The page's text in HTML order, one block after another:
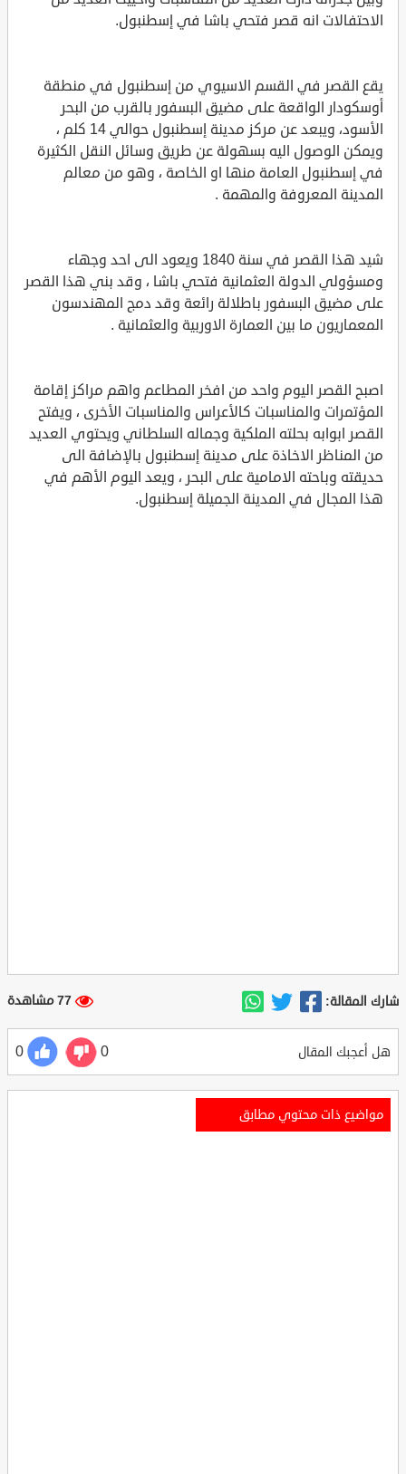
الاحتفالات انه قصر فتحي باشا في إسطنبول.
يقع القصر في القسم الاسيوي من إسطنبول في منطقة
أوسكودار الواقعة على مضيق البسفور بالقرب من البحر
الأسود، ويبعد عن مركز مدينة إسطنبول حوالي 14 كلم ،
ويمكن الوصول اليه بسهولة عن طريق وسائل النقل الكثيرة
في إسطنبول العامة منها او الخاصة ، وهو من معالم
المدينة المعروفة والمهمة .
شيد هذا القصر في سنة 1840 ويعود الى احد وجهاء
ومسؤولي الدولة العثمانية فتحي باشا ، وقد بني هذا القصر
على مضيق البسفور باطلالة رائعة وقد دمج المهندسون
المعماريون ما بين العمارة الاوربية والعثمانية .
اصبح القصر اليوم واحد من افخر المطاعم واهم مراكز إقامة
المؤتمرات والمناسبات كالأعراس والمناسبات الأخرى ، ويفتح
القصر ابوابه بحلته الملكية وجماله السلطاني ويحتوي العديد
من المناظر الاخاذة على مدينة إسطنبول بالإضافة الى
حديقته وباحته الامامية على البحر ، ويعد اليوم الأهم في
هذا المجال في المدينة الجميلة إسطنبول.
شارك المقالة: 77 مشاهدة
هل أعجبك المقال 0
0
مواضيع ذات محتوي مطابق